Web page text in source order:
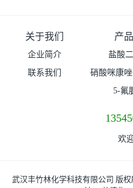
关于我们
企业简介
联系我们
产
盐酸
硝酸咪康
度
5-氟
欢
武汉丰竹林化学科技有限公司 版权